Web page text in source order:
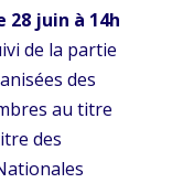
28 juin à 14h
de la partie
des
au titre
des